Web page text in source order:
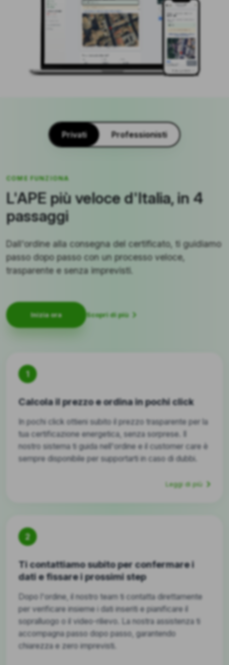
Privati Professionisti
COME FUNZIONA
L'APE più veloce d'Italia, in 4
passaggi
Dall'ordine alla consegna del certificato, ti guidiamo
passo dopo passo con un processo veloce,
trasparente e senza imprevisti.
Inizia ora Scopri di più
1
Calcola il prezzo e ordina in pochi click
In pochi click ottieni subito il prezzo trasparente per la
tua certificazione energetica, senza sorprese. Il
nostro sistema ti guida nell'ordine e il customer care è
sempre disponibile per supportarti in caso di dubbi.
Leggi di più
2
Ti contattiamo subito per confermare i
dati e fissare i prossimi step
Dopo l'ordine, il nostro team ti contatta direttamente
per verificare insieme i dati inseriti e pianificare il
sopralluogo o il video-rilievo. La nostra assistenza ti
accompagna passo dopo passo, garantendo
chiarezza e zero imprevisti.